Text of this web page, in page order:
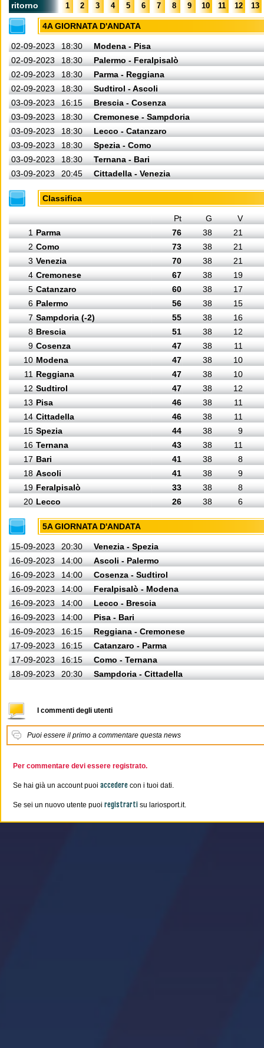
ritorno 1 2 3 4 5 6 7 8 9 10 11 12 13
4A GIORNATA D'ANDATA
02-09-2023 18:30
Modena - Pisa
02-09-2023
18:30
Palermo - Feralpisalò
02-09-2023
18:30
Parma - Reggiana
02-09-2023
18:30
Sudtirol - Ascoli
03-09-2023
16:15
Brescia - Cosenza
03-09-2023
18:30
Cremonese - Sampdoria
03-09-2023
18:30
Lecco - Catanzaro
03-09-2023
18:30
Spezia - Como
03-09-2023
18:30
Ternana - Bari
03-09-2023
20:45 Cittadella - Venezia
Classifica
Pt G
V
1 Parma 76 38
21
2 Como 73 38
21
3 Venezia 70 38
21
4 Cremonese 67 38
19
5 Catanzaro 60 38
17
6 Palermo 56 38
15
7 Sampdoria (-2) 55 38
16
8 Brescia 51 38
12
9 Cosenza 47 38
11
10 Modena 47 38
10
11 Reggiana 47 38
10
12 Sudtirol 47 38
12
13 Pisa 46 38
11
14 Cittadella 46 38
11
15 Spezia 44 38
9
16 Ternana 43 38
11
17 Bari 41 38
8
18 Ascoli 41 38
9
19 Feralpisalò 33 38
8
20 Lecco 26 38 6
5A GIORNATA D'ANDATA
15-09-2023 20:30
Venezia - Spezia
16-09-2023
14:00
Ascoli - Palermo
16-09-2023
14:00
Cosenza - Sudtirol
16-09-2023
14:00
Feralpisalò - Modena
16-09-2023
14:00
Lecco - Brescia
16-09-2023
14:00
Pisa - Bari
16-09-2023
16:15
Reggiana - Cremonese
17-09-2023
16:15
Catanzaro - Parma
17-09-2023
16:15
Como - Ternana
18-09-2023
20:30 Sampdoria - Cittadella
I commenti degli utenti
Puoi essere il primo a commentare questa news
Per commentare devi essere registrato.
Se hai già un account puoi accedere con i tuoi dati.
Se sei un nuovo utente puoi registrarti su lariosport.it.